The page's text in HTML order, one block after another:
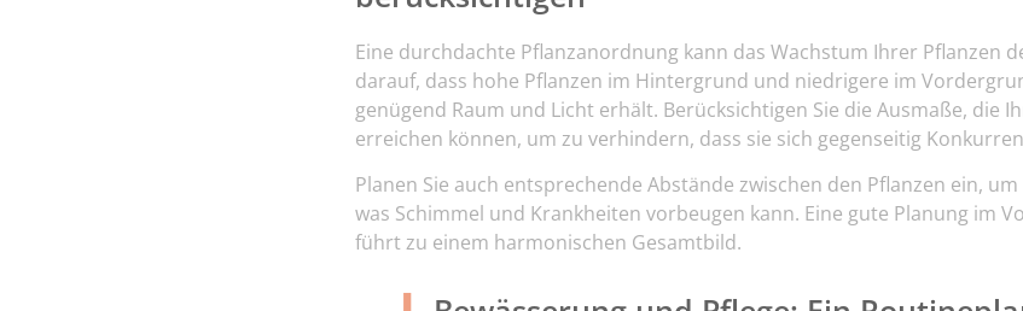
Eine durchdachte Pflanzanordnung kann das Wachstum Ihrer Pflanzen
darauf, dass hohe Pflanzen im Hintergrund und niedrigere im
genügend Raum und Licht erhält. Berücksichtigen Sie die Ausmaße, die
erreichen können, um zu verhindern, dass sie sich gegenseitig
Planen Sie auch entsprechende Abstände zwischen den Pflanzen ein,
was Schimmel und Krankheiten vorbeugen kann. Eine gute Planung im
führt zu einem harmonischen Gesamtbild.